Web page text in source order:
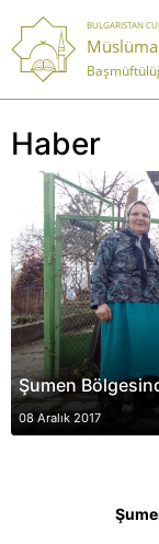
BULGARISTAN
Haber
Şumen
08 Aralık 2017